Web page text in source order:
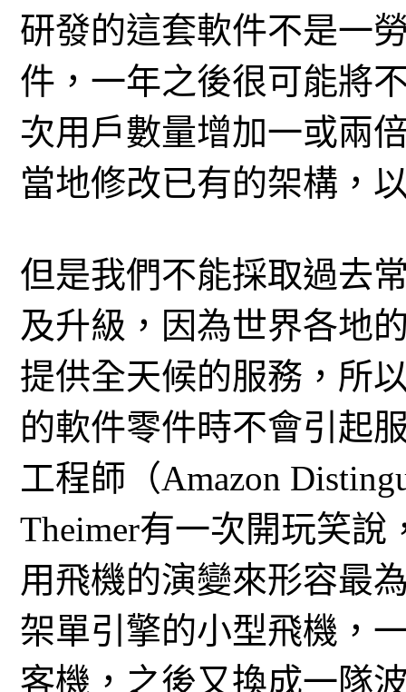
研發的這套軟件不是一
件，一年之後很可能將
次用戶數量增加一或兩
當地修改已有的架構，
但是我們不能採取過去
及升級，因為世界各地
提供全天候的服務，所
的軟件零件時不會引起
工程師（Amazon
Theimer有一次開玩笑說
用飛機的演變來形容最
架單引擎的小型飛機，
客機，之後又換成一隊